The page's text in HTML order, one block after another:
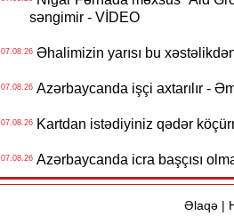
səngimir - VİDEO
07.08.26Əhalimizin yarısı bu
07.08.26Azərbaycanda işçi axtarılır -
07.08.26Kartdan istədiyiniz qədər
07.08.26Azərbaycanda icra başçısı
Əlaqə|